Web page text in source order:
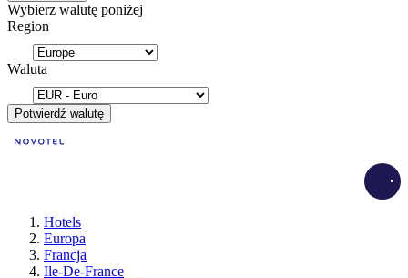
Wybierz walutę poniżej
Region
Waluta
Potwierdź walutę
Hotels
Europa
Francja
Ile-De-France